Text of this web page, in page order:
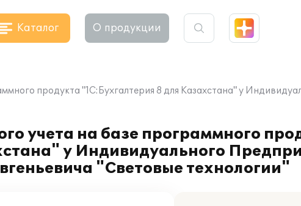
Каталог О продукции
продукта "1С:Бухгалтерия 8 для Казахстана" у
учета на базе программного
у Индивидуального
"Световые технологии"